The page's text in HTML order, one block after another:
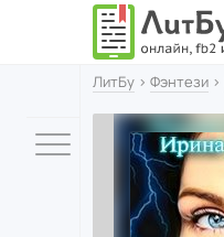
ЛитБу › Фэнтези ›